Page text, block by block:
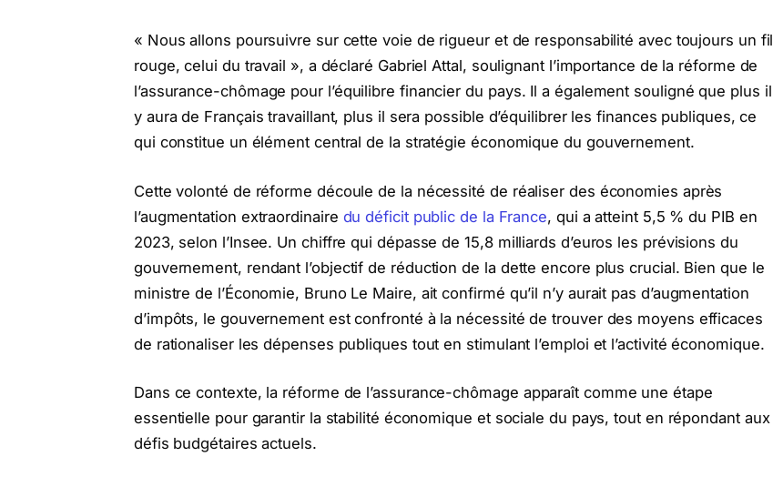
« Nous allons poursuivre sur cette voie de rigueur et de responsabilité avec toujours un fil
rouge, celui du travail », a déclaré Gabriel Attal, soulignant l’importance de la réforme de
l’assurance-chômage pour l’équilibre financier du pays. Il a également souligné que plus il
y aura de Français travaillant, plus il sera possible d’équilibrer les finances publiques, ce
qui constitue un élément central de la stratégie économique du gouvernement.
Cette volonté de réforme découle de la nécessité de réaliser des économies après
l’augmentation extraordinaire du déficit public de la France, qui a atteint 5,5 % du PIB en
2023, selon l’Insee. Un chiffre qui dépasse de 15,8 milliards d’euros les prévisions du
gouvernement, rendant l’objectif de réduction de la dette encore plus crucial. Bien que le
ministre de l’Économie, Bruno Le Maire, ait confirmé qu’il n’y aurait pas d’augmentation
d’impôts, le gouvernement est confronté à la nécessité de trouver des moyens efficaces
de rationaliser les dépenses publiques tout en stimulant l’emploi et l’activité économique.
Dans ce contexte, la réforme de l’assurance-chômage apparaît comme une étape
essentielle pour garantir la stabilité économique et sociale du pays, tout en répondant aux
défis budgétaires actuels.